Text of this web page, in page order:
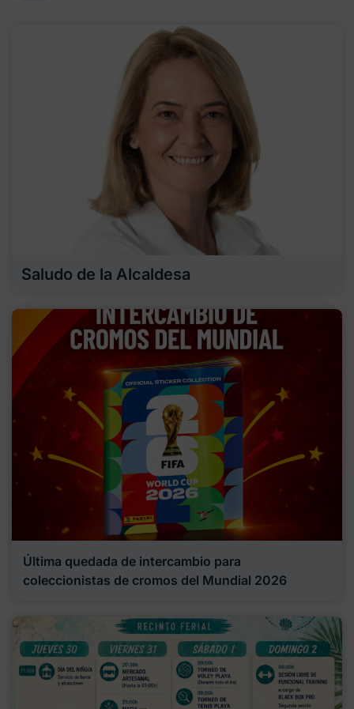
Saludo de la Alcaldesa
Última quedada de intercambio para
coleccionistas de cromos del Mundial 2026